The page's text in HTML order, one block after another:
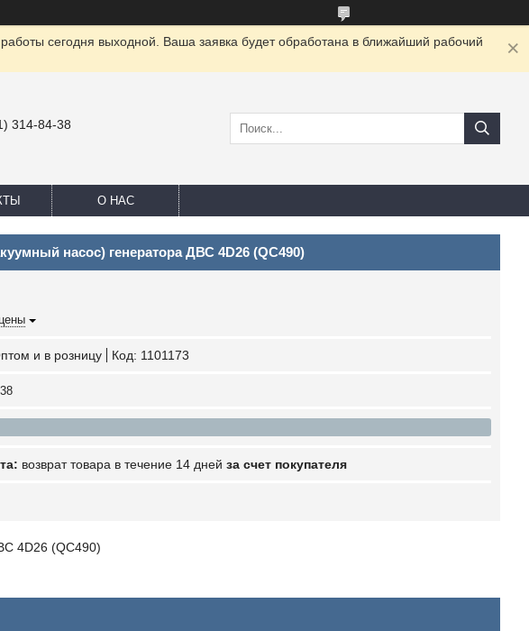
сегодня выходной. Ваша заявка будет обработана в ближайший рабочий
314-84-38
О НАС
насос) генератора ДВС 4D26 (QC490)
и в розницу Код: 1101173
возврат товара в течение 14 дней за счет покупателя
4D26 (QC490)